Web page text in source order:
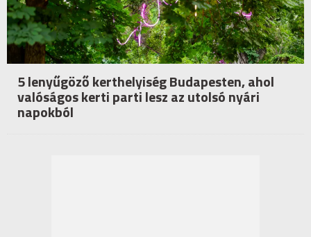
5 lenyűgöző kerthelyiség Budapesten, ahol
valóságos kerti parti lesz az utolsó nyári
napokból